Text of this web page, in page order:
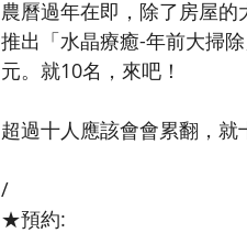
農曆過年在即，除了房屋
推出「水晶療癒-年前大掃
元。就10名，來吧！
超過十人應該會會累翻，就
/
★預約: